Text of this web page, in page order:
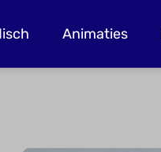
Animaties